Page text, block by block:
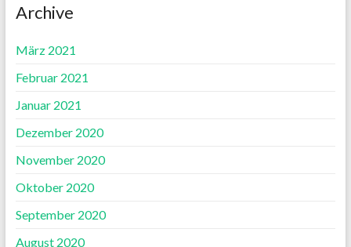
Archive
März 2021
Februar 2021
Januar 2021
Dezember 2020
November 2020
Oktober 2020
September 2020
August 2020